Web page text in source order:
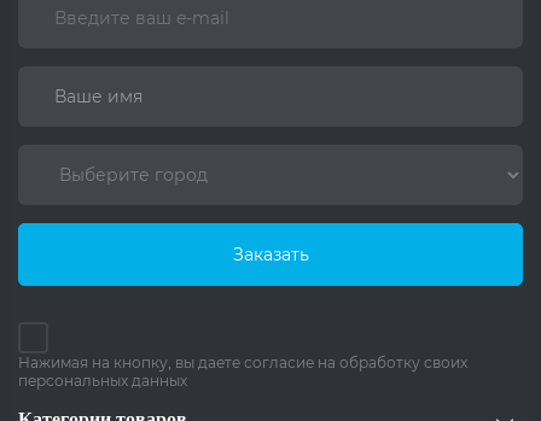
Заказать
Нажимая на кнопку, вы даете согласие на обработку своих
персональных данных